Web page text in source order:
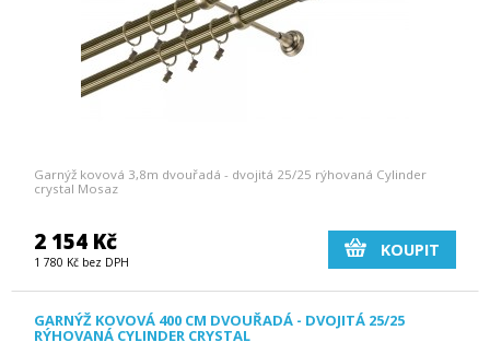
Garnýž kovová 3,8m dvouřadá - dvojitá 25/25 rýhovaná Cylinder
crystal Mosaz
2 154 Kč
1 780 Kč bez DPH
KOUPIT
GARNÝŽ KOVOVÁ 400 CM DVOUŘADÁ - DVOJITÁ 25/25
RÝHOVANÁ CYLINDER CRYSTAL